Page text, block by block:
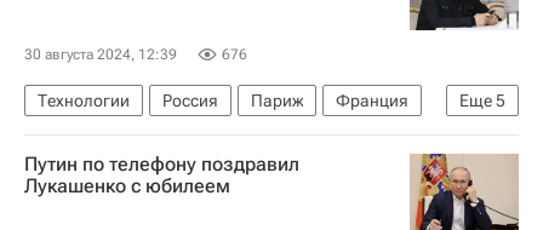
30 августа 2024, 12:39 676
Еще5
Технологии Россия Париж
Франция
Павел Дуров*
Дмитрий Песков
Владимир Путин
Telegram
Путин по телефону поздравил
Лукашенко с юбилеем